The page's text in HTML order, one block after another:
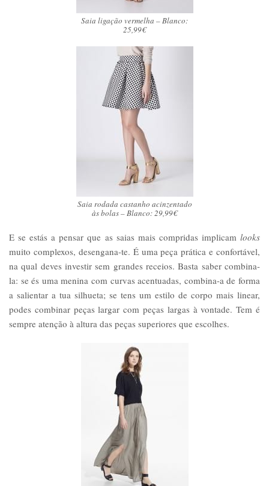
Saia ligação vermelha – Blanco:
25,99€
Saia rodada castanho acinzentado
às bolas – Blanco: 29,99€
E se estás a pensar que as saias mais compridas implicam looks
muito complexos, desengana-te. É uma peça prática e confortável,
na qual deves investir sem grandes receios. Basta saber combina-
la: se és uma menina com curvas acentuadas, combina-a de forma
a salientar a tua silhueta; se tens um estilo de corpo mais linear,
podes combinar peças largar com peças largas à vontade. Tem é
sempre atenção à altura das peças superiores que escolhes.